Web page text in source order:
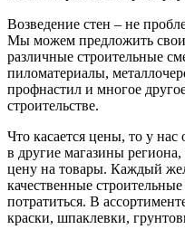
Возведение стен – не
Мы можем предложить
различные строительные
пиломатериалы,
профнастил и многое
строительстве.
Что касается цены, то у
в другие магазины
цену на товары. Каждый
качественные
потратиться. В
краски, шпаклевки,